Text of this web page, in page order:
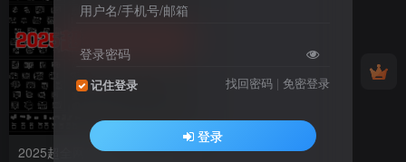
2025超全网红图库
用户名/手机号/邮箱
登录密码
记住登录 找回密码 | 免密登录
登录